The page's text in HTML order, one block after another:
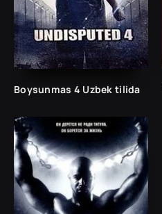
Boysunmas 4 Uzbek tilida